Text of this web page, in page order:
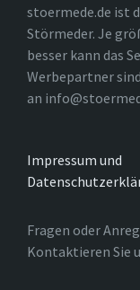
stoermede.de ist
Störmeder. Je
besser kann das
Werbepartner
an
Impressum und
Fragen oder
Kontaktieren Sie